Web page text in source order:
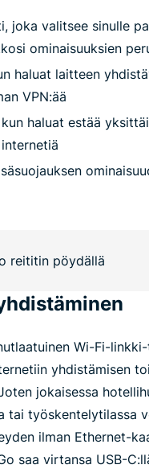
joka valitsee sinulle
ominaisuuksien
haluat laitteen
VPN:ää
haluat estää
Wi-Fi-
yhdistämisen
jokaisessa
tai työskentelytilassa
ilman Ethernet-
saa virtansa USB-